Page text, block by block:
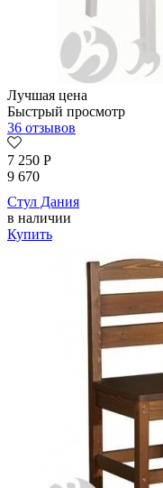
Лучшая цена
Быстрый просмотр
36 отзывов
7 250 Р
9 670
Стул Дания
в наличии
Купить